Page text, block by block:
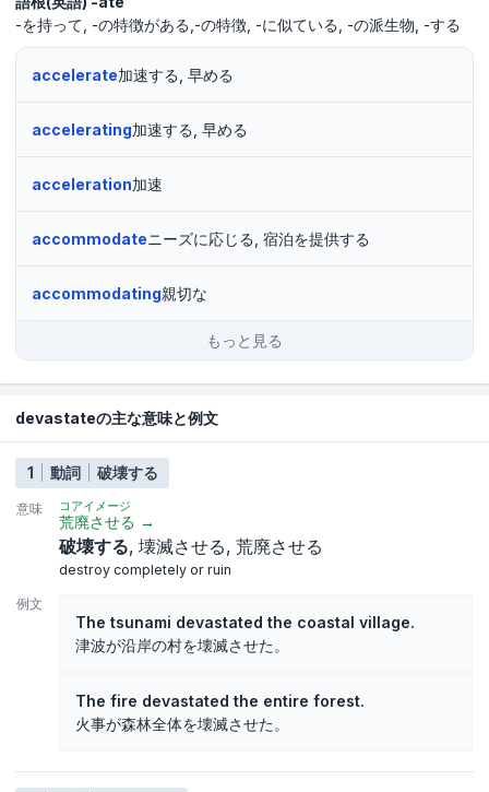
-を持って -の特徴がある,-の特徴 -に似ている -の派生物 -する
accelerate加速する, 早める
accelerating加速する, 早める
acceleration加速
accommodateニーズに応じる, 宿泊を提供する
accommodating親切な
もっと見る
devastateの主な意味と例文
1 動詞 破壊する
意味 コアイメージ
荒廃させる →
破壊する 壊滅させる 荒廃させる
destroy completely or ruin
例文
The tsunami devastated the coastal village.
津波が沿岸の村を壊滅させた。
The fire devastated the entire forest.
火事が森林全体を壊滅させた。